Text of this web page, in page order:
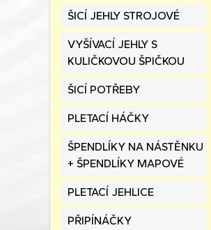
ŠICÍ JEHLY STROJOVÉ
VYŠÍVACÍ JEHLY S
KULIČKOVOU ŠPIČKOU
ŠICÍ POTŘEBY
PLETACÍ HÁČKY
ŠPENDLÍKY NA NÁSTĚNKU
+ ŠPENDLÍKY MAPOVÉ
PLETACÍ JEHLICE
PŘIPÍNÁČKY